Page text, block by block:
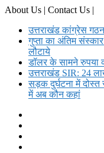
About Us | Contact Us |
उत्तराखंड कांग्रेस
गुप्ता का अंतिम
लौटाये
डॉलर के सामने रुपया
उत्तराखंड SIR: 24
सड़क दुर्घटना में
में अब कौन कहां